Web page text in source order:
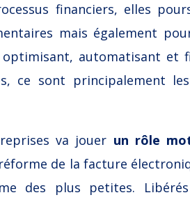
financiers, elles
mais également
automatisant et
, ce sont principalement
va jouer un rôle
de la facture
des plus petites.